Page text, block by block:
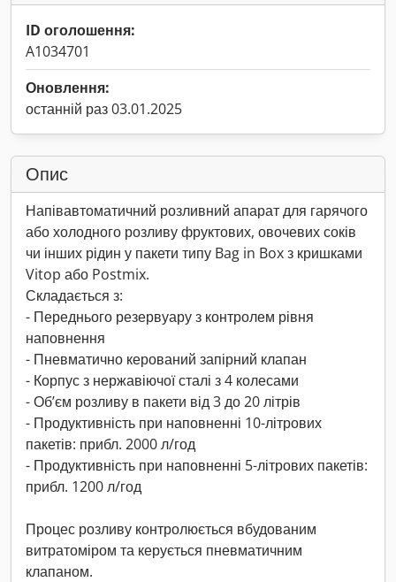
ID оголошення:
A1034701
Оновлення:
останній раз 03.01.2025
Опис
Напівавтоматичний розливний апарат для гарячого
або холодного розливу фруктових, овочевих соків
чи інших рідин у пакети типу Bag in Box з кришками
Vitop або Postmix.
Складається з:
- Переднього резервуару з контролем рівня
наповнення
- Пневматично керований запірний клапан
- Корпус з нержавіючої сталі з 4 колесами
- Об’єм розливу в пакети від 3 до 20 літрів
- Продуктивність при наповненні 10-літрових
пакетів: прибл. 2000 л/год
- Продуктивність при наповненні 5-літрових пакетів:
прибл. 1200 л/год
Процес розливу контролюється вбудованим
витратоміром та керується пневматичним
клапаном.